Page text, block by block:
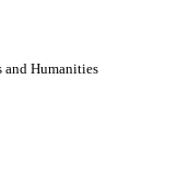
and Humanities